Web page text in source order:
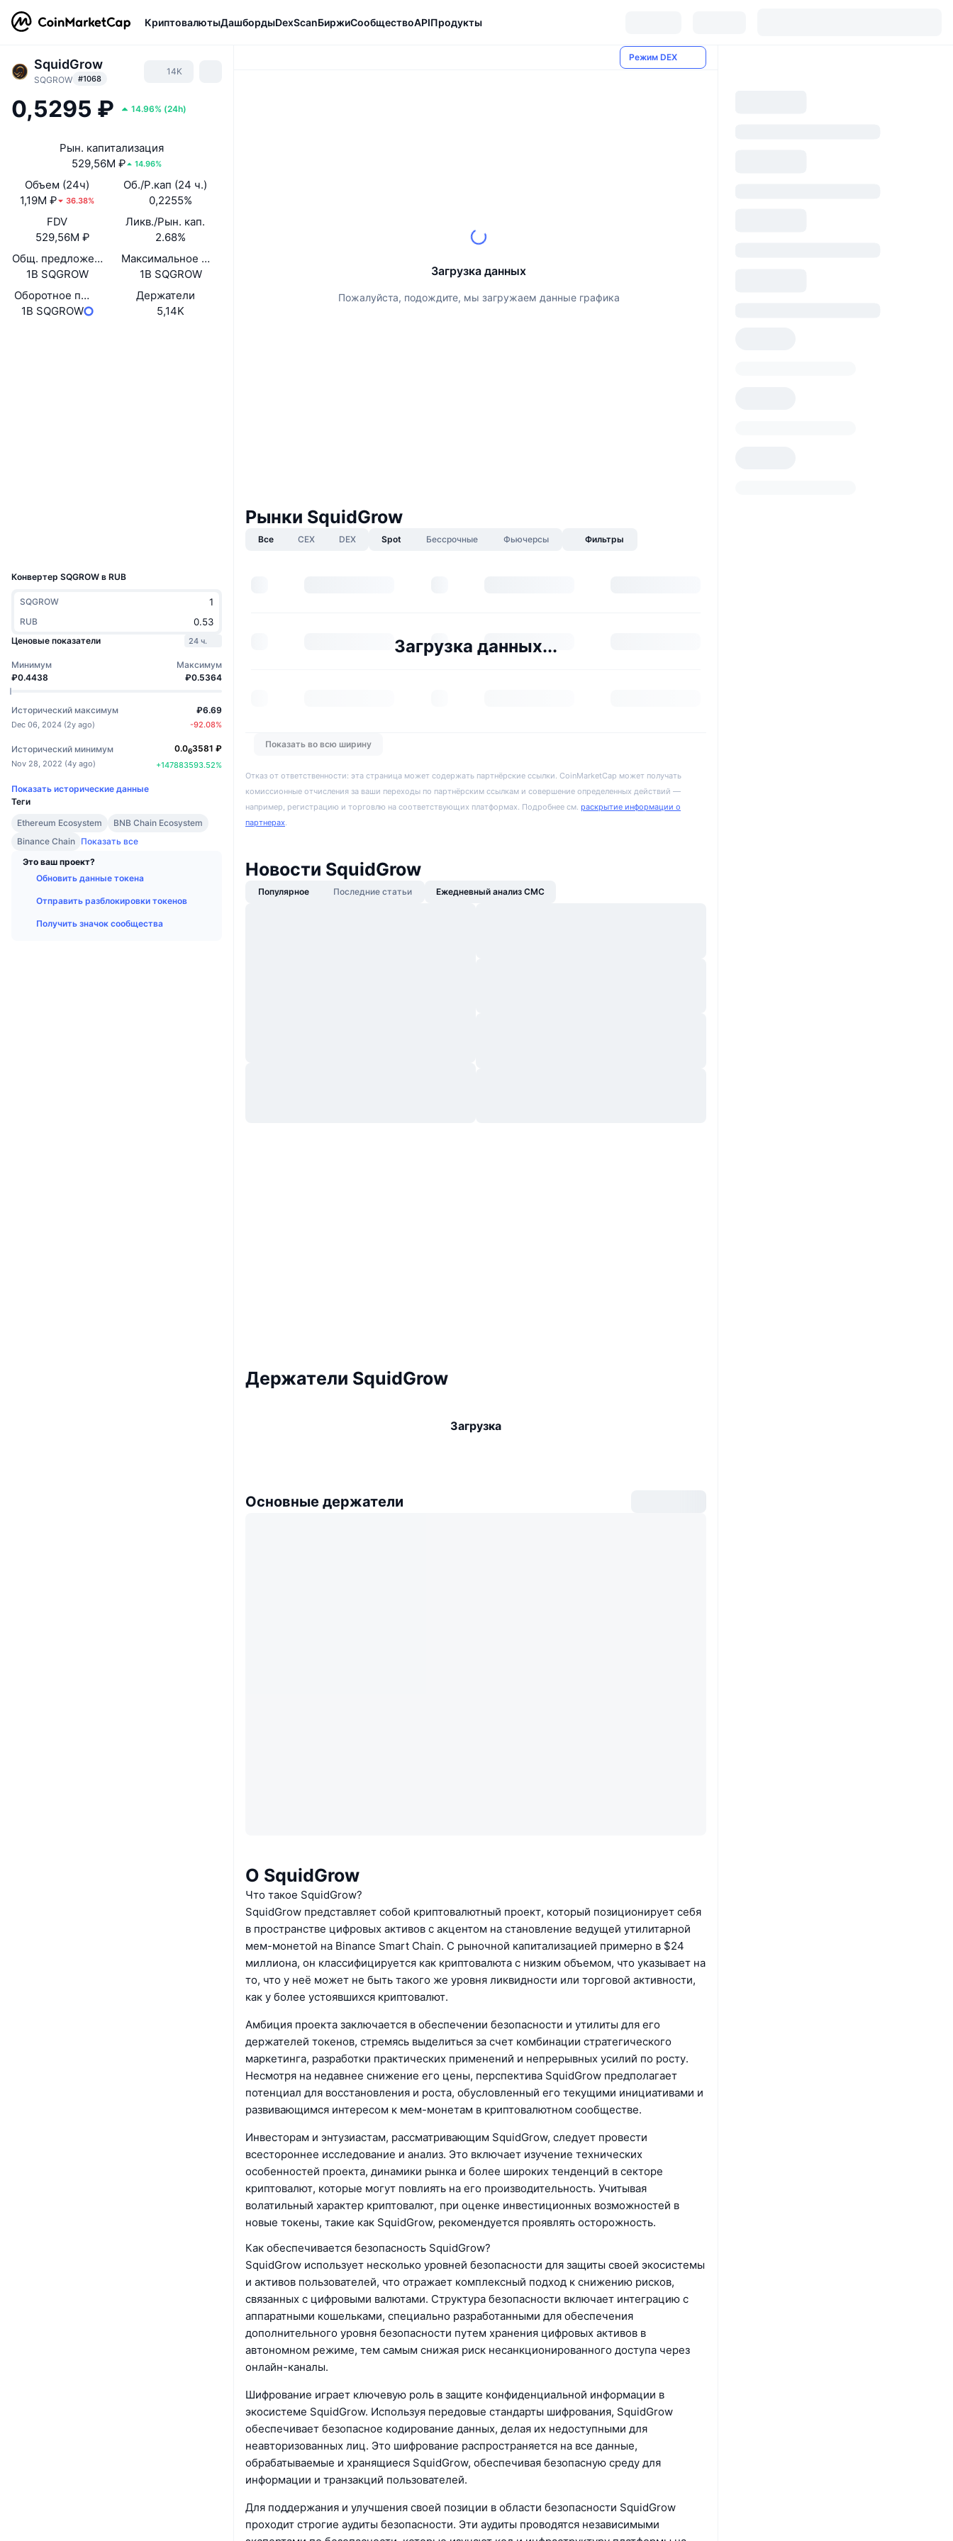
КриптовалютыДашбордыDexScanБиржиСообществоAPIПродукты
SquidGrow
SQGROW #1068
14K
0,5295 ₽ 14.96% (24h)
Рын. капитализация
529,56M ₽
14.96%
Объем (24ч)
1,19M ₽
36.38%
Об./Р.кап (24 ч.)
0,2255%
FDV
529,56M ₽
Ликв./Рын. кап.
2.68%
Общ. предложение
1B SQGROW
Максимальное предложение
1B SQGROW
Оборотное предложение
1B SQGROW
Держатели
5,14K
Конвертер SQGROW в RUB
SQGROW
RUB
Ценовые показатели
24 ч.
Минимум
₽0.4438
Максимум
₽0.5364
Исторический максимум
Dec 06, 2024 (2y ago)
₽6.69
-92.08%
Исторический минимум
Nov 28, 2022 (4y ago)
0.063581 ₽
+147883593.52%
Показать исторические данные
Теги
Ethereum Ecosystem
BNB Chain Ecosystem
Binance Chain Показать все
Это ваш проект?
Обновить данные токена
Отправить разблокировки токенов
Получить значок сообщества
Режим DEX
Загрузка данных
Пожалуйста, подождите, мы загружаем данные графика
Рынки SquidGrow
Все CEX DEX Spot Бессрочные Фьючерсы Фильтры
Загрузка данных...
Показать во всю ширину
Отказ от ответственности: эта страница может содержать партнёрские ссылки. CoinMarketCap может получать
комиссионные отчисления за ваши переходы по партнёрским ссылкам и совершение определенных действий —
например, регистрацию и торговлю на соответствующих платформах. Подробнее см. раскрытие информации о
партнерах.
Новости SquidGrow
Популярное Последние статьи Ежедневный анализ CMC
Держатели SquidGrow
Загрузка
Основные держатели
О SquidGrow
Что такое SquidGrow?
SquidGrow представляет собой криптовалютный проект, который позиционирует себя
в пространстве цифровых активов с акцентом на становление ведущей утилитарной
мем-монетой на Binance Smart Chain. С рыночной капитализацией примерно в $24
миллиона, он классифицируется как криптовалюта с низким объемом, что указывает на
то, что у неё может не быть такого же уровня ликвидности или торговой активности,
как у более устоявшихся криптовалют.
Амбиция проекта заключается в обеспечении безопасности и утилиты для его
держателей токенов, стремясь выделиться за счет комбинации стратегического
маркетинга, разработки практических применений и непрерывных усилий по росту.
Несмотря на недавнее снижение его цены, перспектива SquidGrow предполагает
потенциал для восстановления и роста, обусловленный его текущими инициативами и
развивающимся интересом к мем-монетам в криптовалютном сообществе.
Инвесторам и энтузиастам, рассматривающим SquidGrow, следует провести
всестороннее исследование и анализ. Это включает изучение технических
особенностей проекта, динамики рынка и более широких тенденций в секторе
криптовалют, которые могут повлиять на его производительность. Учитывая
волатильный характер криптовалют, при оценке инвестиционных возможностей в
новые токены, такие как SquidGrow, рекомендуется проявлять осторожность.
Как обеспечивается безопасность SquidGrow?
SquidGrow использует несколько уровней безопасности для защиты своей экосистемы
и активов пользователей, что отражает комплексный подход к снижению рисков,
связанных с цифровыми валютами. Структура безопасности включает интеграцию с
аппаратными кошельками, специально разработанными для обеспечения
дополнительного уровня безопасности путем хранения цифровых активов в
автономном режиме, тем самым снижая риск несанкционированного доступа через
онлайн-каналы.
Шифрование играет ключевую роль в защите конфиденциальной информации в
экосистеме SquidGrow. Используя передовые стандарты шифрования, SquidGrow
обеспечивает безопасное кодирование данных, делая их недоступными для
неавторизованных лиц. Это шифрование распространяется на все данные,
обрабатываемые и хранящиеся SquidGrow, обеспечивая безопасную среду для
информации и транзакций пользователей.
Для поддержания и улучшения своей позиции в области безопасности SquidGrow
проходит строгие аудиты безопасности. Эти аудиты проводятся независимыми